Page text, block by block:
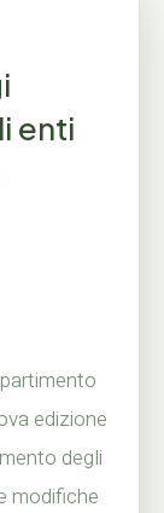
enti
edizione
degli
modifiche